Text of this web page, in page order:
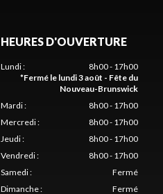
HEURES D'OUVERTURE
Lundi:
8h00 - 17h00
*Fermé le lundi 3 août - Fête du
Nouveau-Brunswick
Mardi:
8h00 - 17h00
Mercredi:
8h00 - 17h00
Jeudi:
8h00 - 17h00
Vendredi:
8h00 - 17h00
Samedi:
Fermé
Dimanche: Fermé